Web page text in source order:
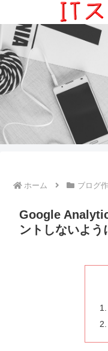
ホーム ブログ
Google
ントしないよう